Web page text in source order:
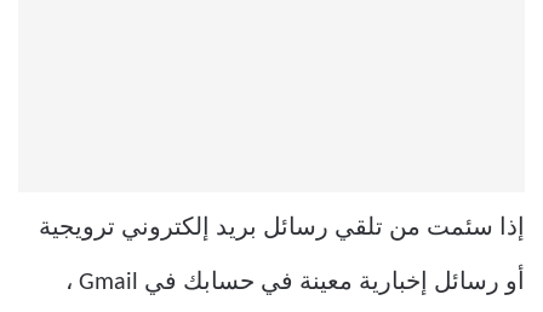
إذا سئمت من تلقي رسائل بريد إلكتروني ترويجية
أو رسائل إخبارية معينة في حسابك في Gmail ،